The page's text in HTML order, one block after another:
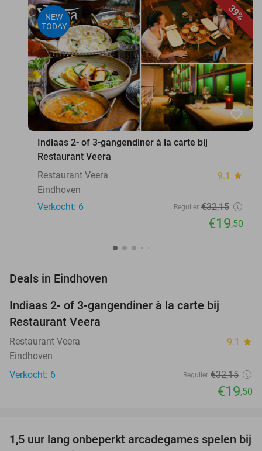
39%
NEW
TODAY
favorite_border
Indiaas 2- of 3-gangendiner à la carte bij
Restaurant Veera
Restaurant Veera
9.1 star
Eindhoven
Verkocht: 6
Regulier €32,15
€19,50
Deals in Eindhoven
TODAY
Indiaas 2- of 3-gangendiner à la carte bij
Restaurant Veera
Restaurant Veera 9.1 star
Eindhoven
Verkocht: 6
Regulier €32,15
€19,50
46%
1,5 uur lang onbeperkt arcadegames spelen bij